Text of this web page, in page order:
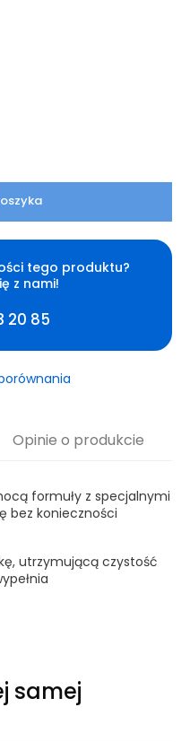
tego produktu?
z nami!
20 85
Opinie o produkcie
formuły z specjalnymi
bez konieczności
utrzymującą czystość
samej